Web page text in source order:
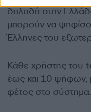
δηλαδή στην
μπορούν να
Έλληνες του
Κάθε χρήστης του
έως και 10 ψήφων,
φέτος στο σύστημα.